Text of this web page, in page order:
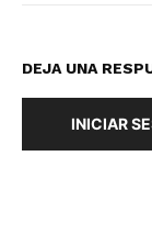
DEJA UNA
INICIAR